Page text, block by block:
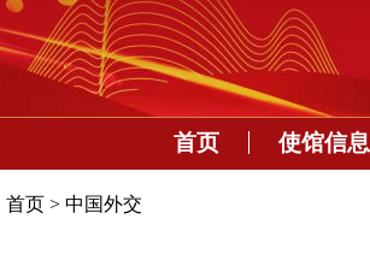
首页 使馆信息
首页 > 中国外交